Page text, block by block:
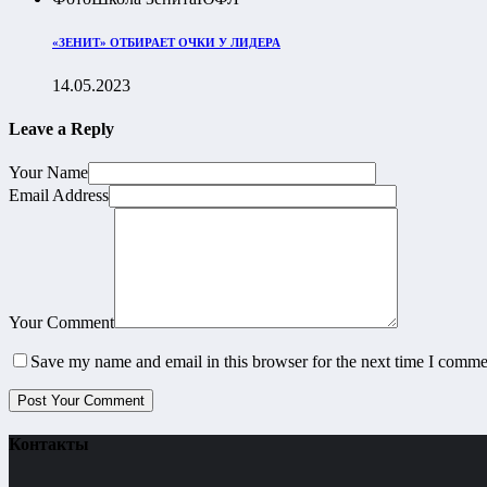
«ЗЕНИТ» ОТБИРАЕТ ОЧКИ У ЛИДЕРА
14.05.2023
Leave a Reply
Your Name
Email Address
Your Comment
Save my name and email in this browser for the next time I
Контакты